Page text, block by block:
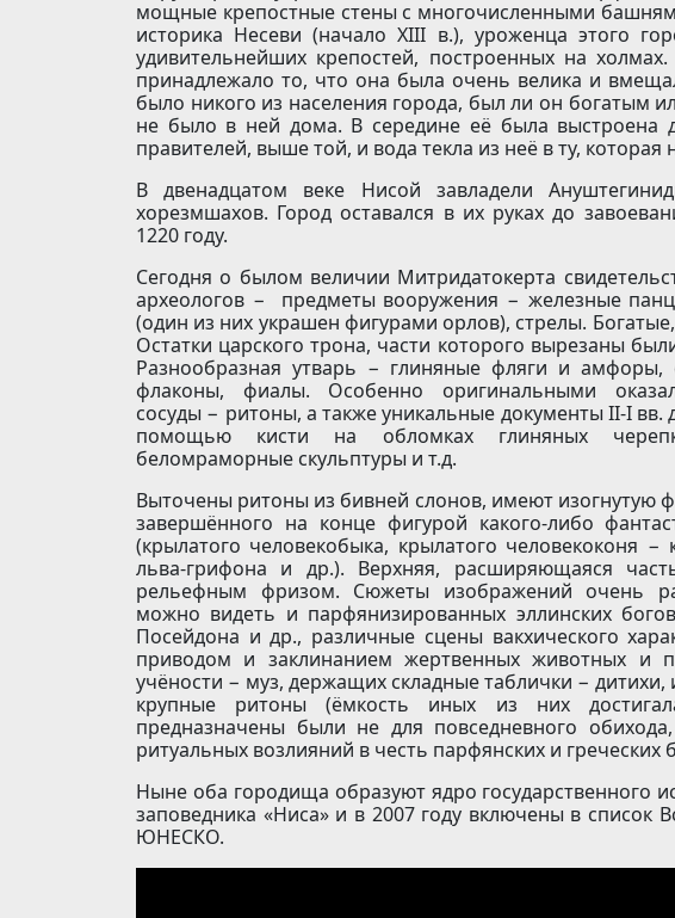
мощные крепостные стены с многочисленными
историка Несеви (начало XIII в.), уроженца этого
удивительнейших крепостей, построенных на
принадлежало то, что она была очень велика и
было никого из населения города, был ли он богатым
не было в ней дома. В середине её была выстроена
правителей, выше той, и вода текла из неё в ту, которая
В двенадцатом веке Нисой завладели
хорезмшахов. Город оставался в их руках до
1220 году.
Сегодня о былом величии Митридатокерта
археологов − предметы вооружения − железные
(один из них украшен фигурами орлов), стрелы.
Остатки царского трона, части которого вырезаны
Разнообразная утварь − глиняные фляги и амфоры,
флаконы, фиалы. Особенно оригинальными
сосуды − ритоны, а также уникальные документы II-I вв.
помощью кисти на обломках глиняных
беломраморные скульптуры и т.д.
Выточены ритоны из бивней слонов, имеют изогнутую
завершённого на конце фигурой какого-либо
(крылатого человекобыка, крылатого человекоконя −
льва-грифона и др.). Верхняя, расширяющаяся
рельефным фризом. Сюжеты изображений очень
можно видеть и парфянизированных эллинских
Посейдона и др., различные сцены вакхического
приводом и заклинанием жертвенных животных и
учёности − муз, держащих складные таблички − дитихи,
крупные ритоны (ёмкость иных из них
предназначены были не для повседневного
ритуальных возлияний в честь парфянских и греческих
Ны­не оба го­ро­ди­ща об­ра­зу­ют яд­ро государственного
за­по­вед­ни­ка «Ни­са» и в 2007 году вклю­че­ны в спи­сок
ЮНЕСКО.